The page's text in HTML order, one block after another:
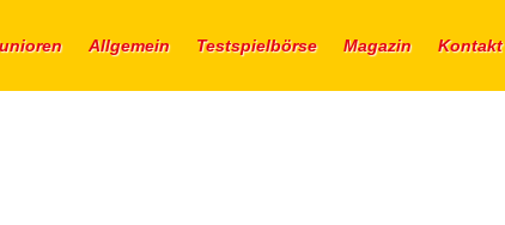
Allgemein Testspielbörse Magazin Kontakt